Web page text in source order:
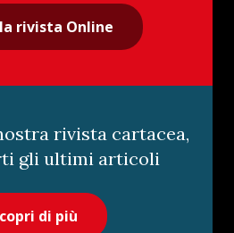
rivista Online
rivista cartacea,
gli ultimi articoli
di più